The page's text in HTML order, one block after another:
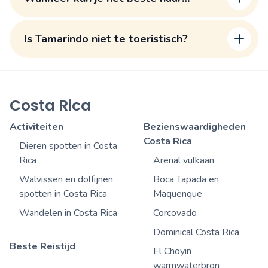
Is Tamarindo niet te toeristisch?
Costa Rica
Activiteiten
Dieren spotten in Costa
Rica
Walvissen en dolfijnen
spotten in Costa Rica
Wandelen in Costa Rica
Beste Reistijd
Bezienswaardigheden
Costa Rica
Arenal vulkaan
Boca Tapada en
Maquenque
Corcovado
Dominical Costa Rica
El Choyin